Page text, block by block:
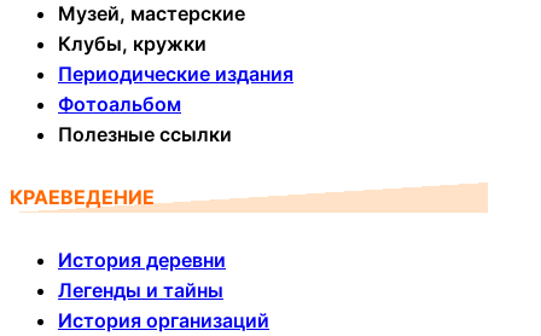
Музей, мастерские
Клубы, кружки
Периодические издания
Фотоальбом
Полезные ссылки
КРАЕВЕДЕНИЕ
История деревни
Легенды и тайны
История организаций